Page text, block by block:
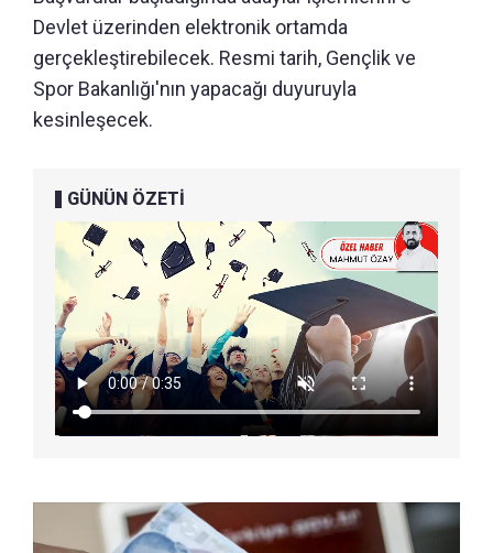
Devlet üzerinden elektronik ortamda
gerçekleştirebilecek. Resmi tarih, Gençlik ve
Spor Bakanlığı'nın yapacağı duyuruyla
kesinleşecek.
GÜNÜN ÖZETİ